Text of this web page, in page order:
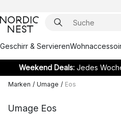
Geschirr & Servieren
Weekend Deals:Jedes
Marken / Umage / Eos
Umage Eos